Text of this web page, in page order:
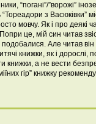
“погані”/”ворожі”
“Тореадори з Васюківки”
мовчу. Як і про деякі
це, мій син читав
Але читав він
книжки, як і дорослі,
книжки, а не вести
гір” книжку